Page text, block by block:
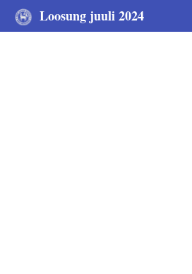
Loosung juuli 2024